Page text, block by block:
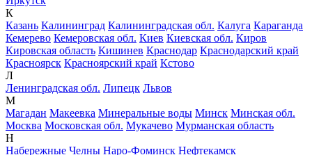
К
Казань Калининград Калининградская обл. Калуга Караганда
Кемерево Кемеровская обл. Киев Киевская обл. Киров
Кировская область Кишинев Краснодар Краснодарский край
Красноярск Красноярский край Кстово
Л
Ленинградская обл. Липецк Львов
М
Магадан Макеевка Минеральные воды Минск Минская обл.
Москва Московская обл. Мукачево Мурманская область
Н
Набережные Челны Наро-Фоминск Нефтекамск